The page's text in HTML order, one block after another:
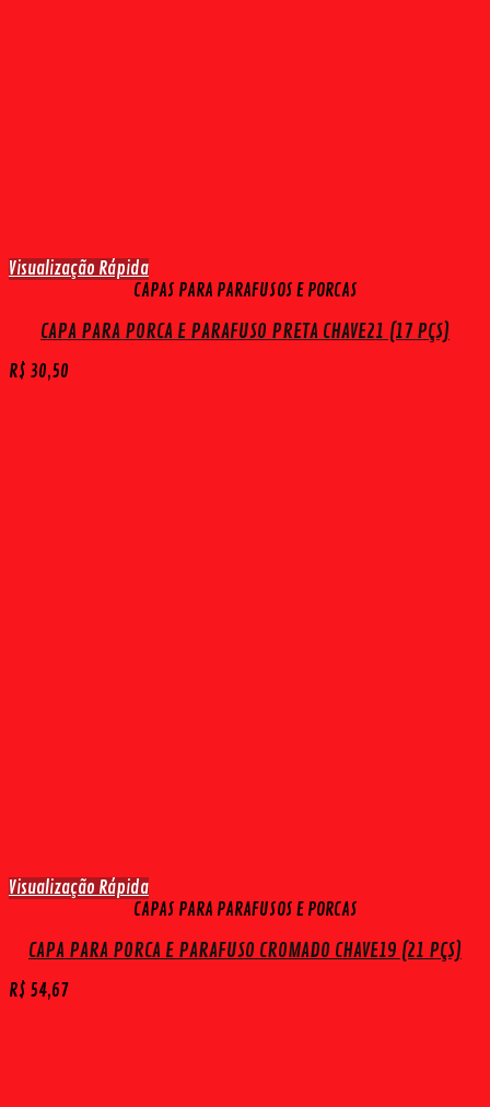
Visualização Rápida
CAPAS PARA PARAFUSOS E PORCAS
CAPA PARA PORCA E PARAFUSO PRETA CHAVE21 (17 PÇS)
R$ 30,50
Visualização Rápida
CAPAS PARA PARAFUSOS E PORCAS
CAPA PARA PORCA E PARAFUSO CROMADO CHAVE19 (21 PÇS)
R$ 54,67